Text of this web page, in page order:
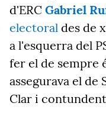
d'ERC Gabriel
electoral des de
a l'esquerra del
fer el de sempre
assegurava el de
Clar i